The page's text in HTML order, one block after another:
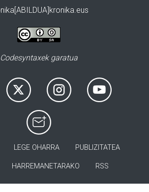
Codesyntaxek garatua
LEGE OHARRA PUBLIZITATEA
HARREMANETARAKO RSS